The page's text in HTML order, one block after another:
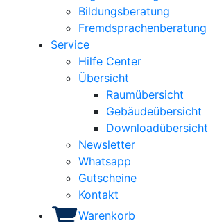
Bildungsberatung
Fremdsprachenberatung
Service
Hilfe Center
Übersicht
Raumübersicht
Gebäudeübersicht
Downloadübersicht
Newsletter
Whatsapp
Gutscheine
Kontakt
Warenkorb